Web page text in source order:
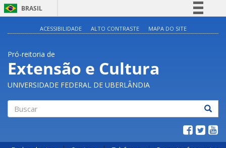
BRASIL
Acesso à informação
Legislação
Canais
ACESSIBILIDADE ALTO CONTRASTE MAPA DO SITE
Pró-reitoria de
Extensão e Cultura
UNIVERSIDADE FEDERAL DE UBERLÂNDIA